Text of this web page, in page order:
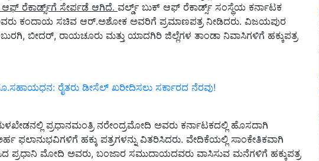
ರೆಕಾರ್ಡ್ಸ್‌ಗೆ ಸೇರ್ಪಡೆ ಆಗಿದೆ. ವರ್ಲ್ಡ್‌ ಬುಕ್ ಆಫ್ ರೆಕಾರ್ಡ್ಸ್‌ ಸಂಸ್ಥೆಯ ಕರ್ನಾಟಕ
ಕಂದಾಯ ಸಚಿವ ಆರ್.ಅಶೋಕ ಅವರಿಗೆ ಪ್ರಮಾಣಪತ್ರ ನೀಡಿದರು. ವಿಜಯಪುರ
ಬೀದರ್‌, ರಾಯಚೂರು ಮತ್ತು ಯಾದಗಿರಿ ಜಿಲ್ಲೆಗಳ ತಾಂಡಾ ನಿವಾಸಿಗಳಿಗೆ ಹಕ್ಕುಪತ್ರ
ರೈತರು ಡೀಸೆಲ್‌ ಖರೀದಿಸಲು ಸರ್ಕಾರದ ನೆರವು!
ಪ್ರಧಾನಮಂತ್ರಿ ನರೇಂದ್ರಮೋದಿ ಅವರು ಕರ್ನಾಟಕದಲ್ಲಿ ಹೊಸದಾಗಿ
ಹಕ್ಕು ಪತ್ರಗಳನ್ನು ವಿತರಿಸಿದರು. ವೇದಿಕೆಯಲ್ಲಿ ಸಾಂಕೇತಿಕವಾಗಿ
ಪ್ರಧಾನಿ ಮೋದಿ ಅವರು, ಬಂಜಾರ ಸಮುದಾಯದವರು ವಾಸಿಸುವ ಮನೆಗಳಿಗೆ ಹಕ್ಕುಪತ್ರ